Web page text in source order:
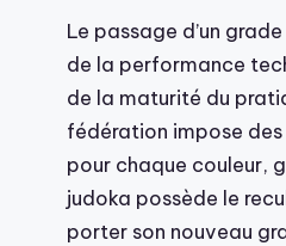
Le passage d’un
de la performance
de la maturité du
fédération impose
pour chaque couleur,
judoka possède le
porter son nouveau